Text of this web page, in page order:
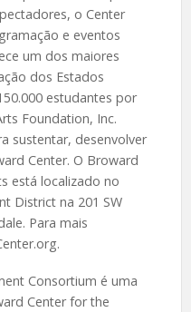
o Center
e eventos
um dos maiores
dos Estados
estudantes por
Foundation, Inc.
sustentar, desenvolver
Center. O Broward
está localizado no
District na 201 SW
Para mais
Consortium é uma
Center for the